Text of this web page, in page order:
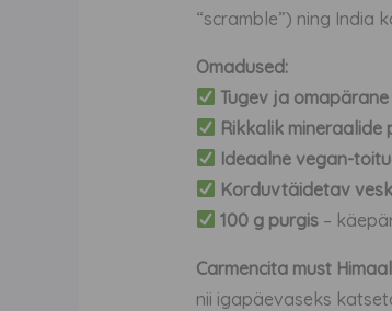
“scramble”) ning India
Omadused:
Tugev ja
Rikkalik mineraalide
Ideaalne vegan-
Korduvtäidetav
100 g purgis–
Carmencita must
nii igapäevaseks